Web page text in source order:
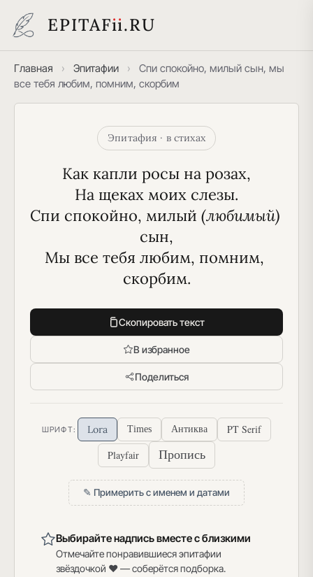
EPITAFii.RU
Главная › Эпитафии ›
Спи спокойно, милый сын, мы
все тебя любим, помним, скорбим
Эпитафия · в стихах
Как капли росы на розах,
На щеках моих слезы.
Спи спокойно, милый (любимый)
сын,
Мы все тебя любим, помним,
скорбим.
Скопировать текст
В избранное
Поделиться
ШРИФТ: Lora Times Антиква
PT Serif
Playfair
Пропись
✎ Примерить с именем и датами
Выбирайте надпись вместе с близкими
Отмечайте понравившиеся эпитафии
звёздочкой ♥ — соберётся подборка.